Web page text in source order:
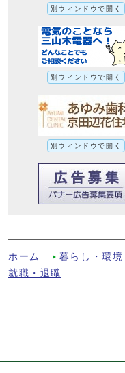
別ウィンドウで開く
別ウィンドウで開く
別ウィンドウで開く
ホーム 暮らし・環
就職・退職